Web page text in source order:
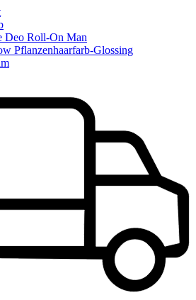
Deo Roll-On Man
Pflanzenhaarfarb-Glossing